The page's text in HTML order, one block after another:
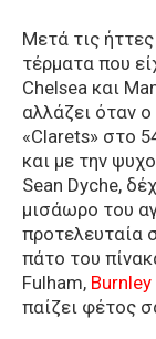
Μετά τις
τέρματα που
Chelsea και
αλλάζει όταν
«Clarets» στο
και με την
Sean Dyche,
μισάωρο του
προτελευταία
πάτο του
Fulham, Burnley
παίζει φέτος